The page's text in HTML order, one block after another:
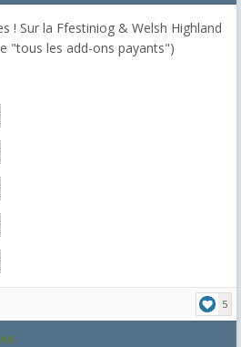
! Sur la Ffestiniog & Welsh Highland
"tous les add-ons payants")
5